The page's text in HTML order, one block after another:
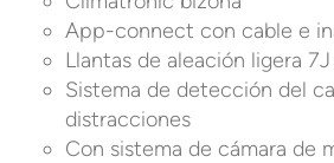
App-connect con cable e
Llantas de aleación ligera
Sistema de detección del
distracciones
Con sistema de cámara de